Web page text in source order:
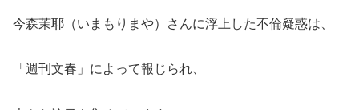
今森茉耶（いまもりまや）さんに浮上した不倫疑惑は、
「週刊文春」によって報じられ、